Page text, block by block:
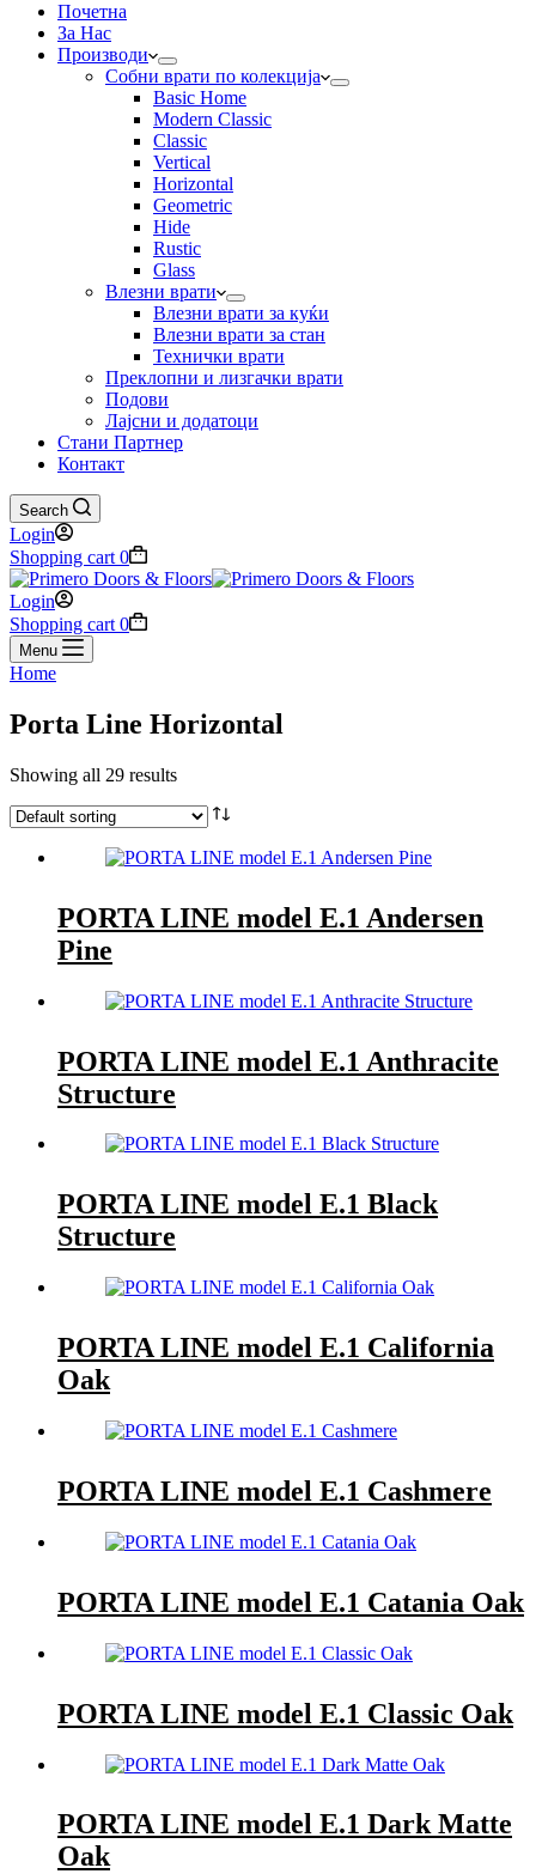
Почетна
За Нас
Производи
Собни врати по колекција
Basic Home
Modern Classic
Classic
Vertical
Horizontal
Geometric
Hide
Rustic
Glass
Влезни врати
Влезни врати за куќи
Влезни врати за стан
Технички врати
Преклопни и лизгачки врати
Подови
Лајсни и додатоци
Стани Партнер
Контакт
Search
Login
Shopping cart 0
Login
Shopping cart 0
Menu
Home
Porta Line Horizontal
Showing all 29 results
PORTA LINE model E.1 Andersen
Pine
PORTA LINE model E.1 Anthracite
Structure
PORTA LINE model E.1 Black
Structure
PORTA LINE model E.1 California
Oak
PORTA LINE model E.1 Cashmere
PORTA LINE model E.1 Catania Oak
PORTA LINE model E.1 Classic Oak
PORTA LINE model E.1 Dark Matte
Oak